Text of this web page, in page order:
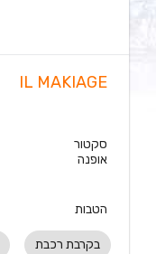
IL MAKIAGE
סקטור
אופנה
הטבות
בקרבת רכבת